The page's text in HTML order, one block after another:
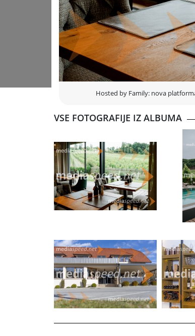
Današnji gostje ne iščejo več zgolj sobe za
lokalne okuse, kulturno dediščino in
Family.
Več kot nastanitev – pristna doživetja
Hosted by Family je del širše evropske
kot 50 družinskih turističnih podjetij v
ponudnikom razvijati sodobne turistične
Posebnost platforme je v tem, da
ponudbe, temveč ljudi in njihove zgodbe.
marketinški slogan, ampak del vsakdanjega
Skupnost ponudnikov s skupnimi
počitnice z značajem, doživetja z dušo in
Hosted by Family: nova
VSE FOTOGRAFIJE IZ ALBUMA